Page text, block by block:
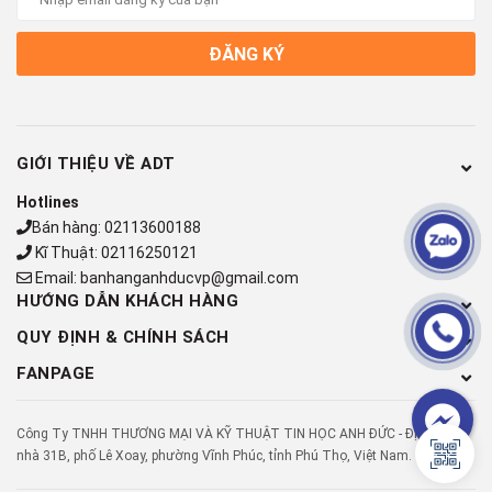
và ổ cứng, bạn sẽ phải tự lắp thêm RAM và ổ cứng cho máy.
Nên chọn RAM DRR3L SODIMM 1,35 V, dung lượng tối đa 8
ĐĂNG KÝ
GIỚI THIỆU VỀ ADT
Hotlines
Bán hàng: 02113600188
Kĩ Thuật: 02116250121
Email: banhanganhducvp@gmail.com
HƯỚNG DẪN KHÁCH HÀNG
QUY ĐỊNH & CHÍNH SÁCH
FANPAGE
Công Ty TNHH THƯƠNG MẠI VÀ KỸ THUẬT TIN HỌC ANH ĐỨC - Địa chỉ: Số
nhà 31B, phố Lê Xoay, phường Vĩnh Phúc, tỉnh Phú Thọ, Việt Nam.